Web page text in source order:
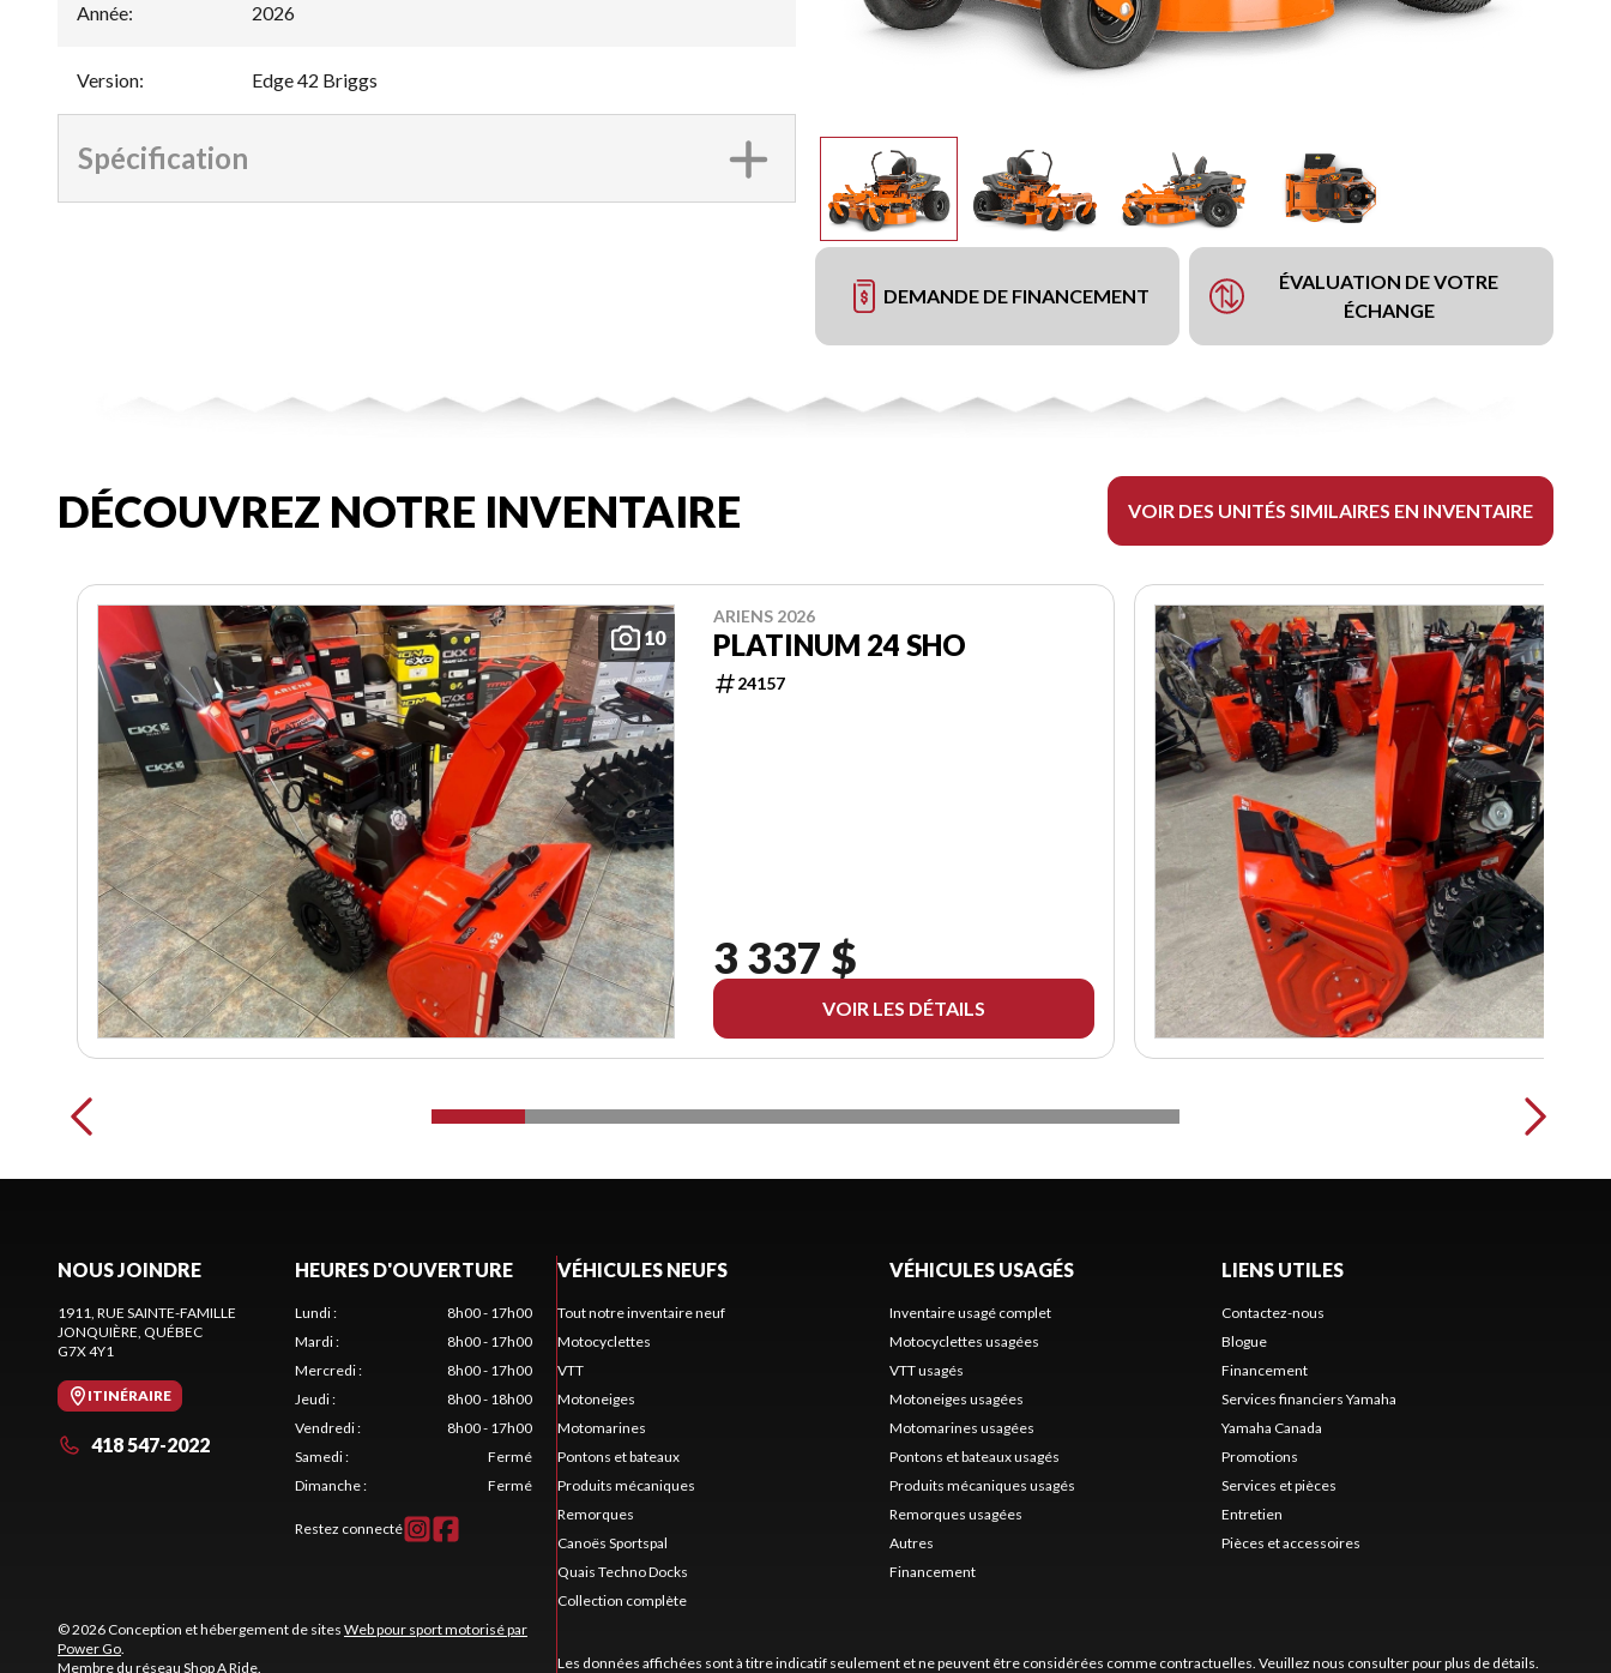
DEMANDE DE FINANCEMENT
ÉVALUATION DE VOTRE
ÉCHANGE
Année: 2026
Version: Edge 42 Briggs
Spécification
DÉCOUVREZ NOTRE INVENTAIRE VOIR DES UNITÉS SIMILAIRES EN INVENTAIRE
10
ARIENS 2026
PLATINUM 24 SHO
24157
3 337 $
VOIR LES DÉTAILS
NOUS JOINDRE
1911, RUE SAINTE-FAMILLE
JONQUIÈRE , QUÉBEC
G7X 4Y1
ITINÉRAIRE
418 547-2022
HEURES D'OUVERTURE
Lundi:
8h00 - 17h00
Mardi:
8h00 - 17h00
Mercredi:
8h00 - 17h00
Jeudi:
8h00 - 18h00
Vendredi:
8h00 - 17h00
Samedi:
Fermé
Dimanche: Fermé
Restez connecté
© 2026 Conception et hébergement de sites Web pour sport motorisé par
Power Go
Membre du réseau Shop A Ride
VÉHICULES NEUFS
Tout notre inventaire neuf
Motocyclettes
VTT
Motoneiges
Motomarines
Pontons et bateaux
Produits mécaniques
Remorques
Canoës Sportspal
Quais Techno Docks
Collection complète
VÉHICULES USAGÉS
Inventaire usagé complet
Motocyclettes usagées
VTT usagés
Motoneiges usagées
Motomarines usagées
Pontons et bateaux usagés
Produits mécaniques usagés
Remorques usagées
Autres
Financement
LIENS UTILES
Contactez-nous
Blogue
Financement
Services financiers Yamaha
Yamaha Canada
Promotions
Services et pièces
Entretien
Pièces et accessoires
Les données affichées sont à titre indicatif seulement et ne peuvent être considérées comme contractuelles. Veuillez nous consulter pour plus de détails.